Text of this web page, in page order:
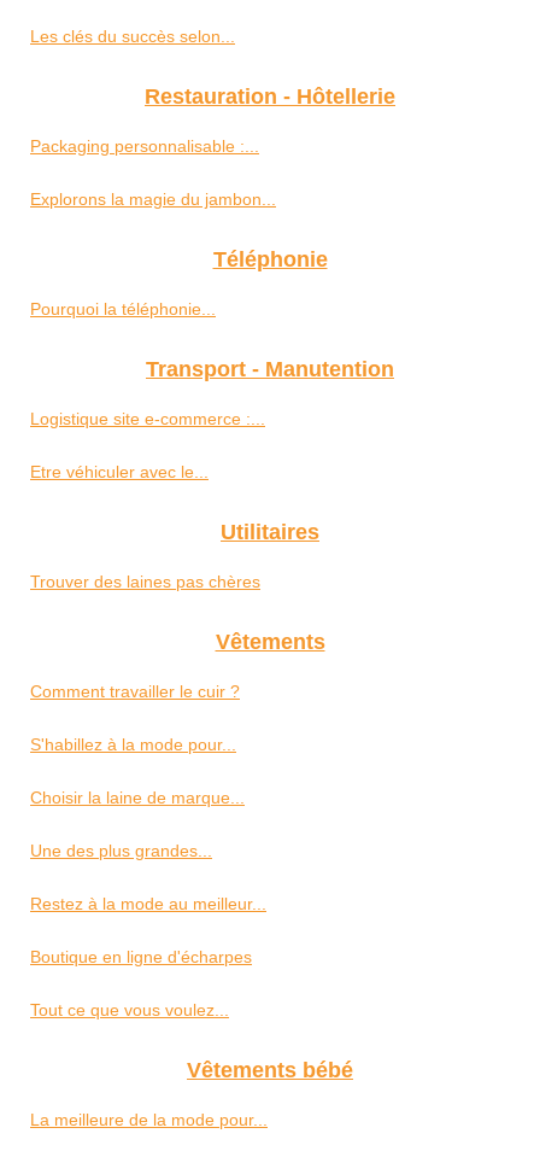
Les clés du succès selon...
Restauration - Hôtellerie
Packaging personnalisable :...
Explorons la magie du jambon...
Téléphonie
Pourquoi la téléphonie...
Transport - Manutention
Logistique site e-commerce :...
Etre véhiculer avec le...
Utilitaires
Trouver des laines pas chères
Vêtements
Comment travailler le cuir ?
S'habillez à la mode pour...
Choisir la laine de marque...
Une des plus grandes...
Restez à la mode au meilleur...
Boutique en ligne d'écharpes
Tout ce que vous voulez...
Vêtements bébé
La meilleure de la mode pour...